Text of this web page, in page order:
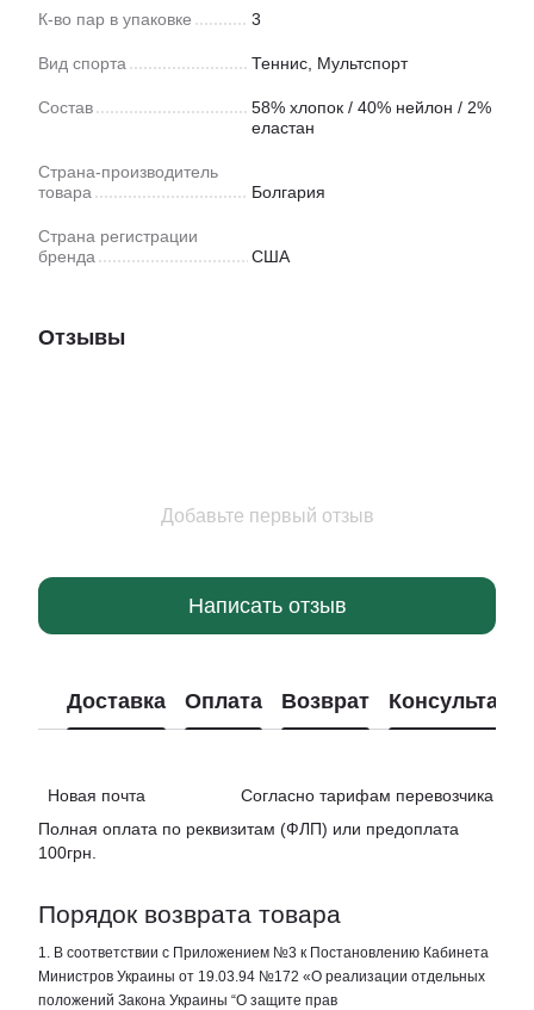
К-во пар в упаковке 3
Вид спорта Теннис Мультспорт
Состав
58% хлопок / 40% нейлон / 2%
еластан
Страна-производитель
товара
Болгария
Страна регистрации
бренда
США
Отзывы
Добавьте первый отзыв
Написать отзыв
Доставка Оплата Возврат
Новая почта Согласно тарифам перевозчика
Полная оплата по реквизитам (ФЛП) или предоплата
100грн.
Порядок возврата товара
1. В соответствии с Приложением №3 к Постановлению Кабинета
Министров Украины от 19.03.94 №172 «О реализации отдельных
положений Закона Украины “О защите прав